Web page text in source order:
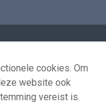
cookies. Om
website ook
vereist is.